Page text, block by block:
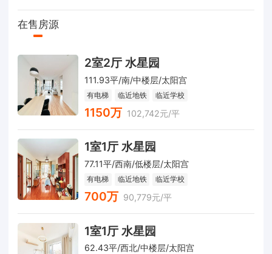
在售房源
2室2厅 水星园
111.93平/南/中楼层/太阳宫
有电梯 临近地铁 临近学校
1150万 102,742元/平
1室1厅 水星园
77.11平/西南/低楼层/太阳宫
有电梯 临近地铁 临近学校
700万 90,779元/平
1室1厅 水星园
62.43平/西北/中楼层/太阳宫